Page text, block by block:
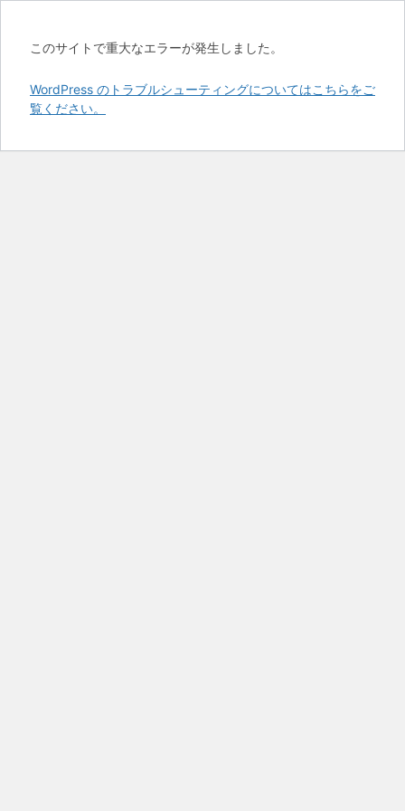
このサイトで重大なエラーが発生しました。
WordPress のトラブルシューティングについてはこちらをご
覧ください。